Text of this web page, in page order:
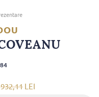
932,11 LEI